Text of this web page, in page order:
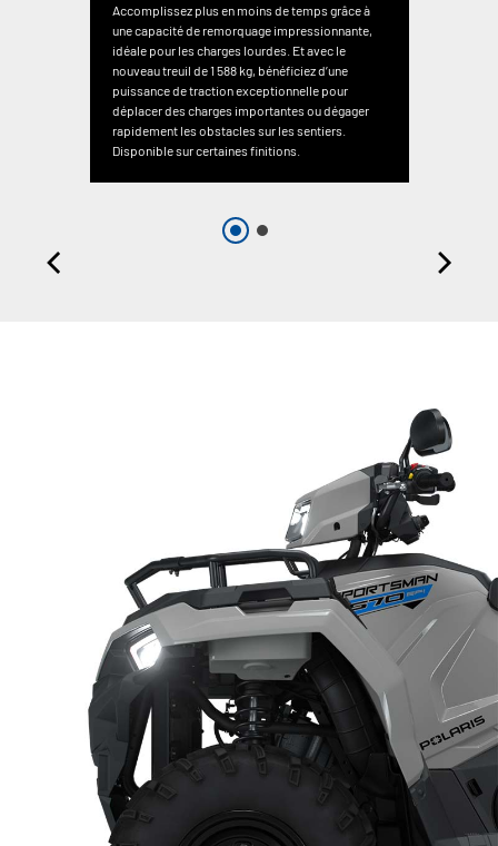
Accomplissez plus en moins de temps grâce à
une capacité de remorquage impressionnante,
idéale pour les charges lourdes. Et avec le
nouveau treuil de 1 588 kg, bénéficiez d’une
puissance de traction exceptionnelle pour
déplacer des charges importantes ou dégager
rapidement les obstacles sur les sentiers.
Disponible sur certaines finitions.